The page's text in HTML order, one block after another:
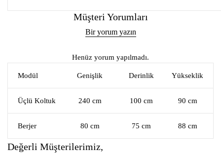
Müşteri Yorumları
Bir yorum yazın
Henüz yorum yapılmadı.
Modül Genişlik Derinlik Yükseklik
Üçlü Koltuk 240 cm 100 cm 90 cm
Berjer 80 cm 75 cm 88 cm
Değerli Müşterilerimiz,